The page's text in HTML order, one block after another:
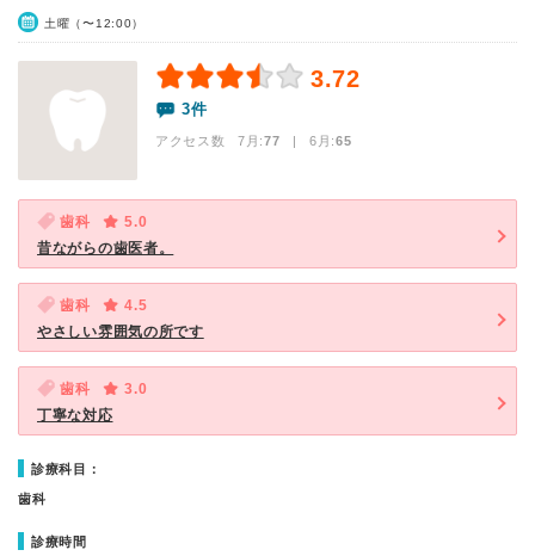
土曜（〜12:00）
3.72
3件
アクセス数 7月:77 | 6月:65
歯科
5.0
昔ながらの歯医者。
歯科
4.5
やさしい雰囲気の所です
歯科
3.0
丁寧な対応
診療科目：
歯科
診療時間